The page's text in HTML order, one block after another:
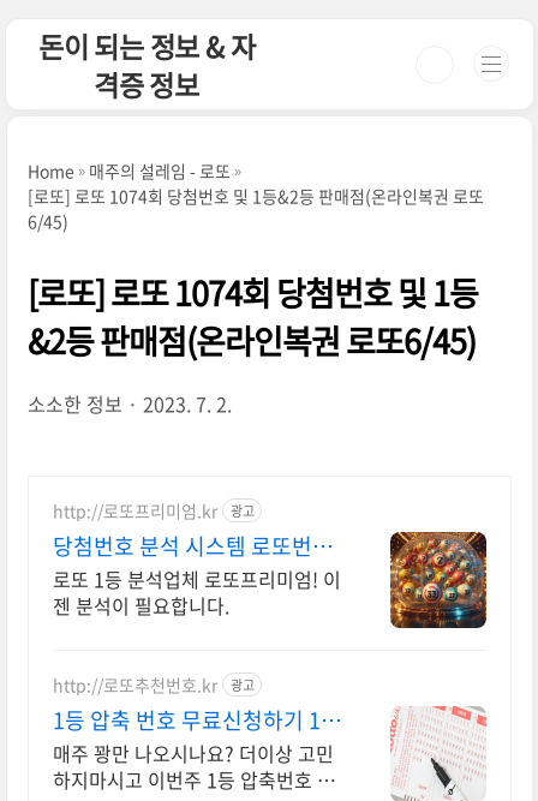
돈이 되는 정보 & 자
격증 정보
Home
매주의 설레임 - 로또
[로또] 로또 1074회 당첨번호 및 1등&2등 판매점(온라인복권 로또
6/45)
[로또] 로또 1074회 당첨번호 및 1등
&2등 판매점(온라인복권 로또6/45)
소소한 정보 2023. 7. 2.
http://로또프리미엄.kr 광고
당첨번호 분석 시스템 로또번호
분석업체
로또 1등 분석업체 로또프리미엄! 이
젠 분석이 필요합니다.
http://로또추천번호.kr 광고
1등 압축 번호 무료신청하기 10
조합 압축번호무료신청하기
매주 꽝만 나오시나요? 더이상 고민
하지마시고 이번주 1등 압축번호 무